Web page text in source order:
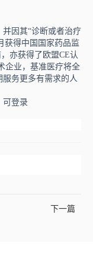
因其“诊断或者治疗
获得中国国家药品监
亦获得了欧盟CE认
企业，基准医疗将全
务更多有需求的人
可登录
下一篇